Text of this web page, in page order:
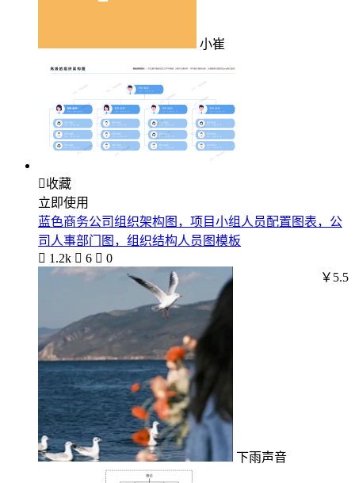
小崔
收藏
立即使用
蓝色商务公司组织架构图，项目小组人员配置图表，公
司人事部门图，组织结构人员图模板
 1.2k  6  0
下雨声音
￥5.5